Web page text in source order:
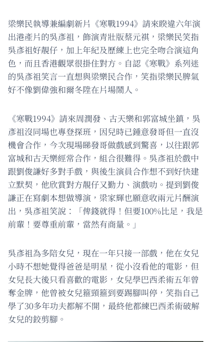
梁樂民執導兼編劇新片《寒戰1994》請來睽違六年演
出港產片的吳彥祖，飾演青壯版蔡元祺，梁樂民笑指
吳彥祖好靚仔，加上年紀及歷練上也完全吻合演這角
色，而且香港觀眾很掛住對方。自認《寒戰》系列迷
的吳彥祖笑言一直想與梁樂民合作，笑指梁樂民脾氣
好不像劉偉強和爾冬陞在片場鬧人。
《寒戰1994》請來周潤發、古天樂和郭富城坐鎮，吳
彥祖沒同場也專登探班，因兒時已鍾意發哥但一直沒
機會合作，今次現場睇發哥做戲感到驚喜，以往跟郭
富城和古天樂經常合作，組合很難得。吳彥祖於戲中
跟劉俊謙好多對手戲，與後生演員合作想不到好快建
立默契，他欣賞對方靚仔又勤力、演戲叻。提到劉俊
謙正在寫劇本想做導演，梁家輝也願意收兩元片酬演
出，吳彥祖笑說：「俾錢就得！但要100%比足，我是
前輩！要尊重前輩，當然有商量。」
吳彥祖為多陪女兒，現在一年只接一部戲，他在女兒
小時不想她覺得爸爸是明星，從小沒看他的電影，但
女兒長大後只看喜歡的電影，女兒學巴西柔術五年曾
奪金牌，他曾被女兒箍頸箍到要踢腳叫停，笑指自己
學了30多年功夫都解不開，最終他都練巴西柔術破解
女兒的鉸剪腳。